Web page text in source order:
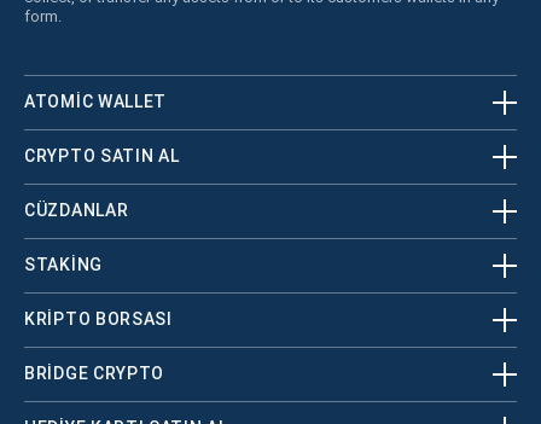
form.
ATOMIC WALLET
CRYPTO SATIN AL
CÜZDANLAR
STAKING
KRİPTO BORSASI
BRIDGE CRYPTO